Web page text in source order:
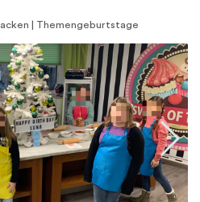
| Themengeburtstage